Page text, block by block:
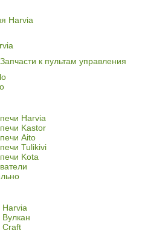
Harvia
Запчасти к пультам управления
Harvia
Kastor
Aito
Tulikivi
Kota